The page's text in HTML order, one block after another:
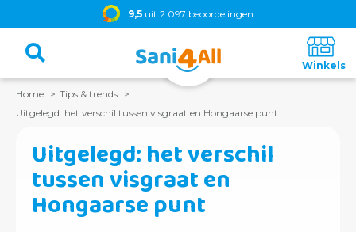
9,5 uit 2.097 beoordelingen
Home
Tips & trends
Uitgelegd: het verschil tussen visgraat en Hongaarse punt
Uitgelegd: het verschil
tussen visgraat en
Hongaarse punt